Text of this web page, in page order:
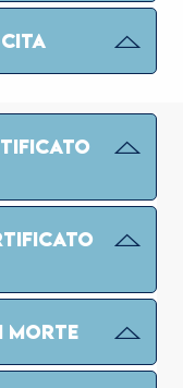
MORTE